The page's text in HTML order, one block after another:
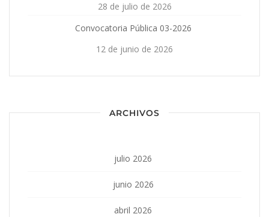
28 de julio de 2026
Convocatoria Pública 03-2026
12 de junio de 2026
ARCHIVOS
julio 2026
junio 2026
abril 2026